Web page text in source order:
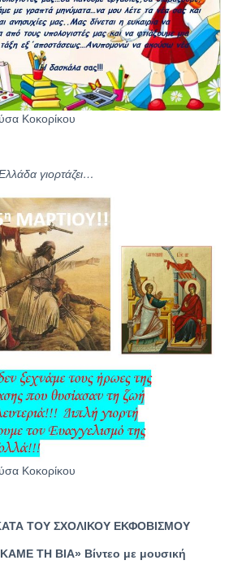
Κοκορίκου
γιορτάζει…
Κοκορίκου
ΤΟΥ ΣΧΟΛΙΚΟΥ ΕΚΦΟΒΙΣΜΟΥ
ΤΗ ΒΙΑ» Βίντεο με μουσική